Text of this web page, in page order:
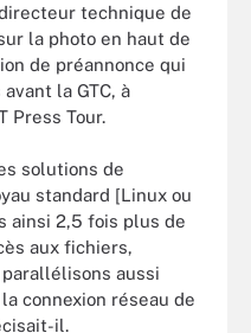
technique de
la photo en haut de
de préannonce qui
la GTC, à
Press Tour.
solutions de
standard [Linux ou
ainsi 2,5 fois plus de
aux fichiers,
aussi
connexion réseau de
il.